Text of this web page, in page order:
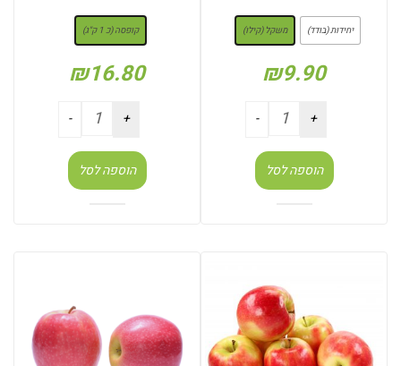
יחידות (בודד) משקל (קילו)
₪9.90
הוספה לסל
קופסה (כ 1 ק"ג)
₪16.80
הוספה לסל